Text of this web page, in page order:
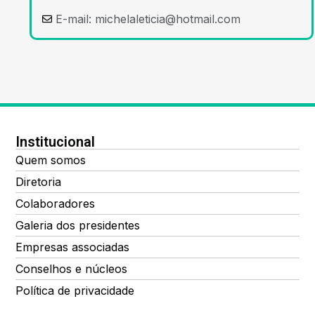
E-mail: michelaleticia@hotmail.com
Institucional
Quem somos
Diretoria
Colaboradores
Galeria dos presidentes
Empresas associadas
Conselhos e núcleos
Política de privacidade